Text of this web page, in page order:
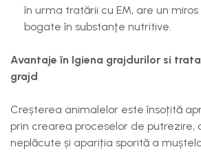
în urma tratării cu EM, are un
bogate în substanţe nutritive.
Avantaje în Igiena grajdurilor si
grajd
Creșterea animalelor este însoțită
prin crearea proceselor de putrezire,
neplăcute și apariția sporită a